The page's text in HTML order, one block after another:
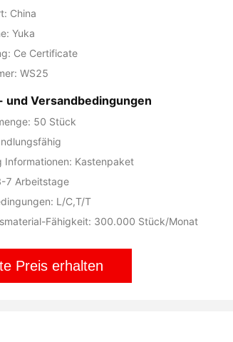
China
Yuka
Ce Certificate
WS25
und Versandbedingungen
50 Stück
Informationen: Kastenpaket
7 Arbeitstage
L/C,T/T
Fähigkeit: 300.000 Stück/Monat
Preis erhalten